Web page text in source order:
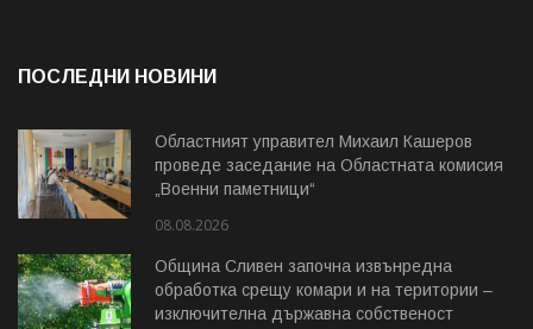
ПОСЛЕДНИ НОВИНИ
Областният управител Михаил Кашеров
проведе заседание на Областната комисия
„Военни паметници“
08.08.2026
Община Сливен започна извънредна
обработка срещу комари и на територии –
изключителна държавна собственост